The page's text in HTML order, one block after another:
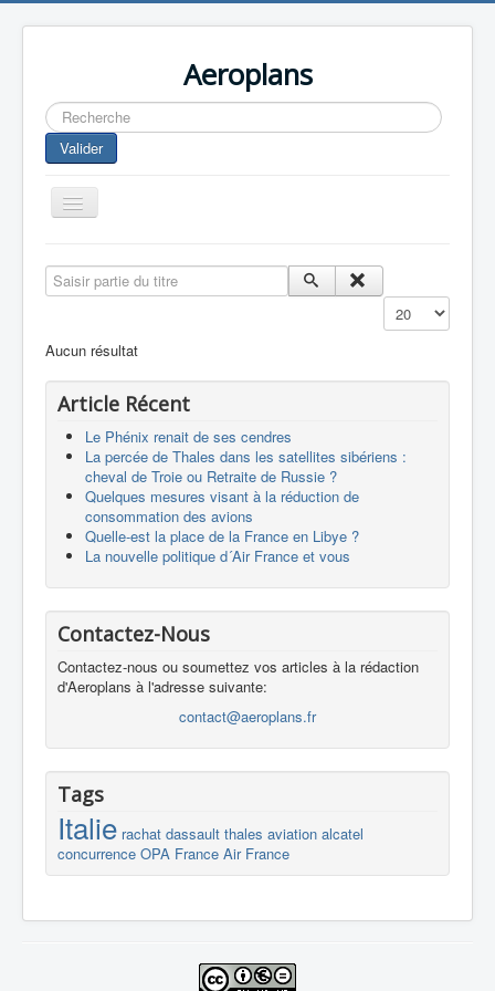
Aeroplans
Rechercher
Valider
Toggle
Navigation
Aviation Commerciale
Europespace
Drones
Saisir partie du titre
Affichage #
Aucun résultat
Article Récent
Le Phénix renait de ses cendres
La percée de Thales dans les satellites sibériens :
cheval de Troie ou Retraite de Russie ?
Quelques mesures visant à la réduction de
consommation des avions
Quelle-est la place de la France en Libye ?
La nouvelle politique d´Air France et vous
Contactez-Nous
Contactez-nous ou soumettez vos articles à la rédaction
d'Aeroplans à l'adresse suivante:
contact@aeroplans.fr
Tags
Italie rachat dassault thales aviation alcatel
concurrence OPA France Air France